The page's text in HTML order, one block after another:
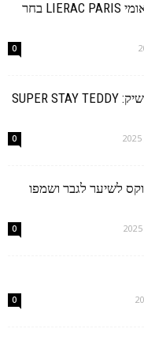
פריז בוחרת בישראל: מותג הטיפוח הבינלאומי LIERAC PARIS בחר
0
מותג האיפור הבינלאומי מייבלין ניו-יורק משיק: SUPER STAY TEDDY
0
לשיער לגבר ושמפו
0
0